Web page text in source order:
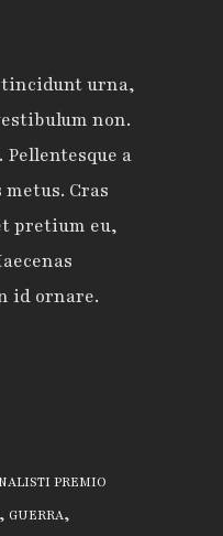
tincidunt urna,
non.
a
Cras
pretium eu,
id ornare.
PREMIO
, GUERRA,